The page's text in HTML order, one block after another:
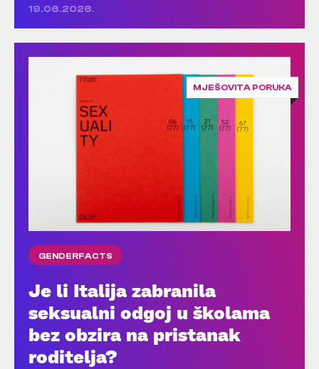
19.06.2026.
MJEŠOVITA PORUKA
GENDERFACTS
Je li Italija zabranila
seksualni odgoj u školama
bez obzira na pristanak
roditelja?